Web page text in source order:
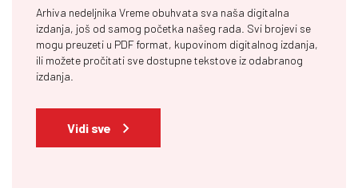
Arhiva nedeljnika Vreme obuhvata sva naša digitalna
izdanja, još od samog početka našeg rada. Svi brojevi se
mogu preuzeti u PDF format, kupovinom digitalnog izdanja,
ili možete pročitati sve dostupne tekstove iz odabranog
izdanja.
Vidi sve